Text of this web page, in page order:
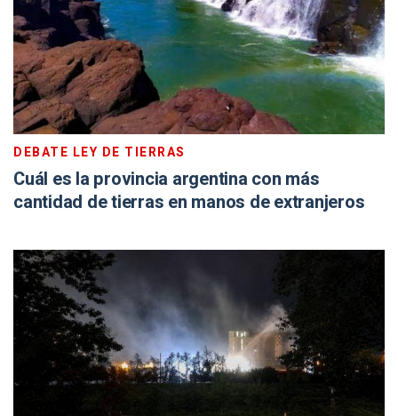
DEBATE LEY DE TIERRAS
Cuál es la provincia argentina con más
cantidad de tierras en manos de extranjeros